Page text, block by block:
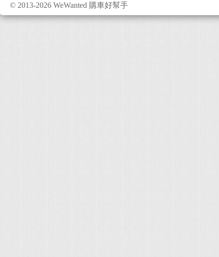
© 2013-2026 WeWanted 購車好幫手